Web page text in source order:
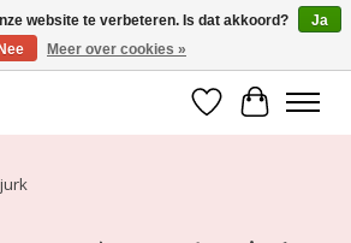
Mode vanaf maat 34 t/m 54
Verlanglijst
website te verbeteren. Is dat akkoord?
Ja
Nee
Meer over cookies »